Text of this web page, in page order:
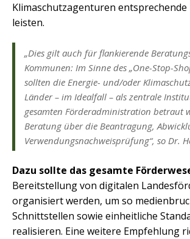
Klimaschutzagenturen
leisten.
„Dies gilt auch für flankierende
Kommunen: Im Sinne des „One-Stop-
sollten die Energie- und/oder
Länder – im Idealfall – als zentrale
gesamten Förderadministration betraut
Beratung über die Beantragung,
Verwendungsnachweisprüfung“, so Dr.
Dazu sollte das gesamte
Bereitstellung von digitalen
organisiert werden, um so
Schnittstellen sowie einheitliche
realisieren. Eine weitere Empfehlung